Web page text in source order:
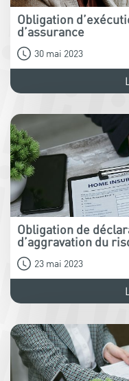
Obligation
d’assurance
30 mai 2023
Obligation de
d’aggravation du
23 mai 2023